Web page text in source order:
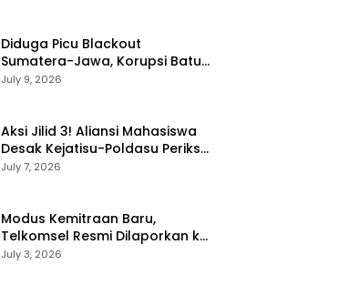
Diduga Picu Blackout
Sumatera-Jawa, Korupsi Batu
Bara Diusut Kortas Tipikor
July 9, 2026
Aksi Jilid 3! Aliansi Mahasiswa
Desak Kejatisu-Poldasu Periksa
Bupati Labusel Terkait Dugaan
July 7, 2026
Modus Kemitraan Baru,
Telkomsel Resmi Dilaporkan ke
KPPU Sumut Diduga Tendang
July 3, 2026